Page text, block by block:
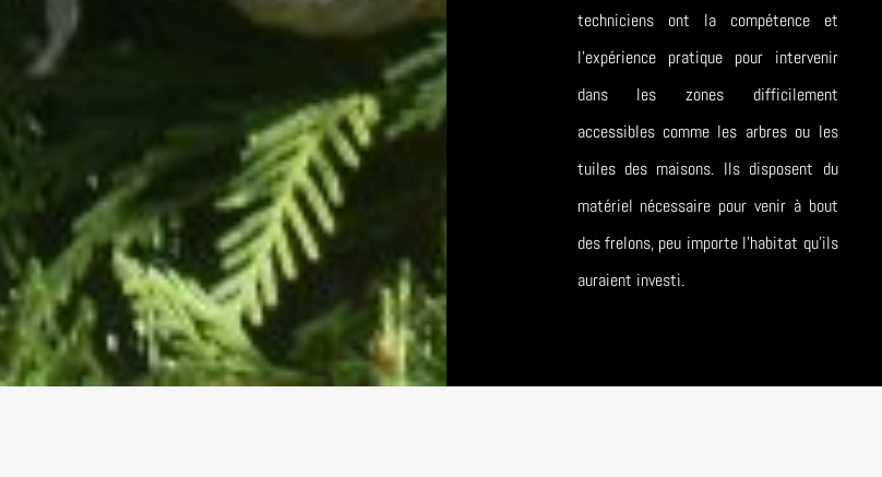
techniciens ont la compétence et
l’expérience pratique pour intervenir
dans les zones difficilement
accessibles comme les arbres ou les
tuiles des maisons. Ils disposent du
matériel nécessaire pour venir à bout
des frelons, peu importe l’habitat qu’ils
auraient investi.